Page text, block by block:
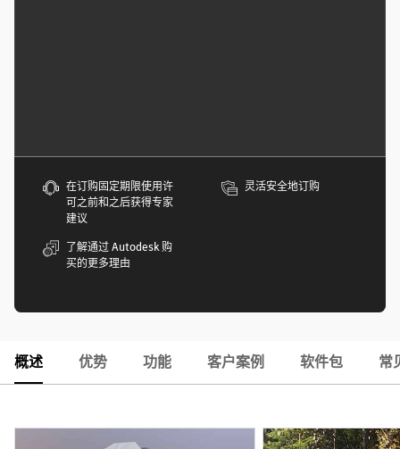
在订购固定期限使用许
可之前和之后获得专家
建议
灵活安全地订购
了解通过 Autodesk 购
买的更多理由
概述 优势 功能 客户案例 软件包 常